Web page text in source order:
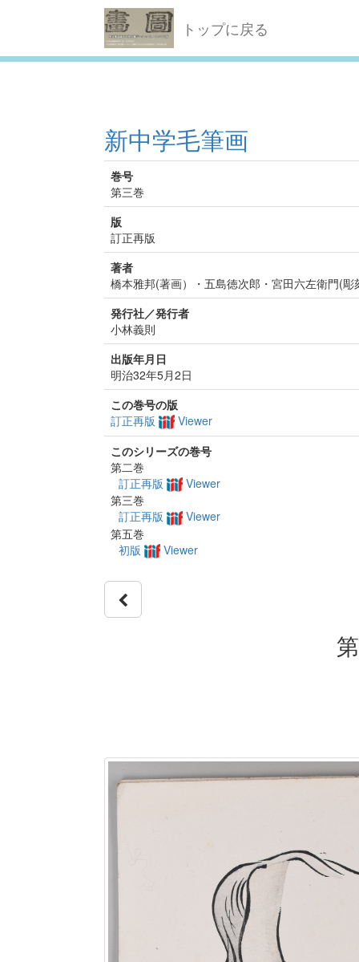
トップに戻る
新中学毛筆画
巻号
第三巻
版
訂正再版
著者
橋本雅邦(著画）・五島徳次郎・宮田六左衛門(彫
発行社／発行者
小林義則
出版年月日
明治32年5月2日
この巻号の版
訂正再版
Viewer
このシリーズの巻号
第二巻
訂正再版
Viewer
第三巻
訂正再版
Viewer
第五巻
初版
Viewer